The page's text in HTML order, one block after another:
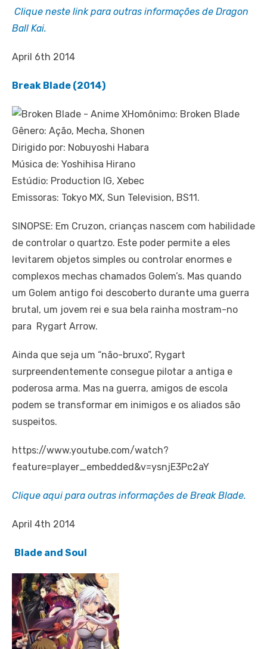
Clique neste link para outras informações de Dragon
Ball Kai.
April 6th 2014
Break Blade (2014)
Homônimo: Broken Blade
Gênero: Ação, Mecha, Shonen
Dirigido por: Nobuyoshi Habara
Música de: Yoshihisa Hirano
Estúdio: Production IG, Xebec
Emissoras: Tokyo MX, Sun Television, BS11.
SINOPSE: Em Cruzon, crianças nascem com habilidade
de controlar o quartzo. Este poder permite a eles
levitarem objetos simples ou controlar enormes e
complexos mechas chamados Golem’s. Mas quando
um Golem antigo foi descoberto durante uma guerra
brutal, um jovem rei e sua bela rainha mostram-no
para Rygart Arrow.
Ainda que seja um “não-bruxo”, Rygart
surpreendentemente consegue pilotar a antiga e
poderosa arma. Mas na guerra, amigos de escola
podem se transformar em inimigos e os aliados são
suspeitos.
https://www.youtube.com/watch?
feature=player_embedded&v=ysnjE3Pc2aY
Clique aqui para outras informações de Break Blade.
April 4th 2014
Blade and Soul